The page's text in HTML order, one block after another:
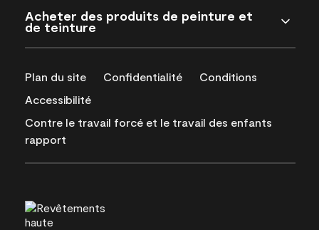
Acheter des produits de peinture et
de teinture
Plan du site Confidentialité
Conditions
Accessibilité
Contre le travail forcé et le travail des enfants
rapport